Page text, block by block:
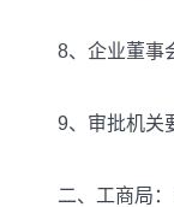
8、企业董事
9、审批机关要
二、工商局：